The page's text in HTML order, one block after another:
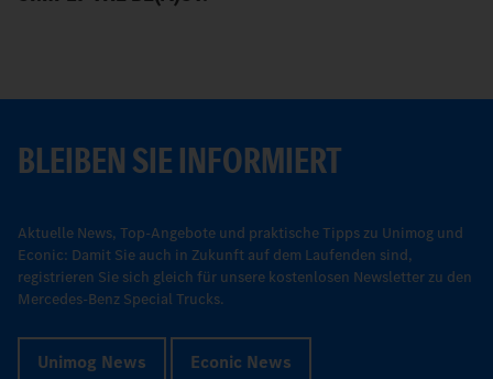
BLEIBEN SIE INFORMIERT
Aktuelle News, Top-Angebote und praktische Tipps zu Unimog und
Econic: Damit Sie auch in Zukunft auf dem Laufenden sind,
registrieren Sie sich gleich für unsere kostenlosen Newsletter zu den
Mercedes-Benz Special Trucks.
Unimog News Econic News